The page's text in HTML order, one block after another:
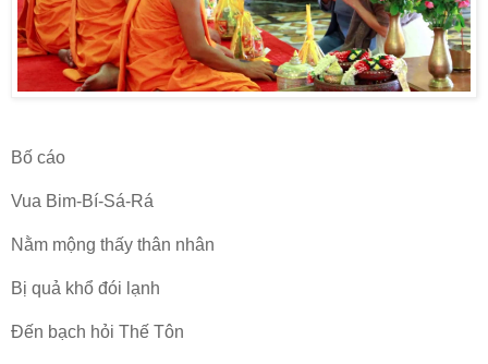
Bố cáo
Vua Bim-Bí-Sá-Rá
Nằm mộng thấy thân nhân
Bị quả khổ đói lạnh
Ðến bạch hỏi Thế Tôn